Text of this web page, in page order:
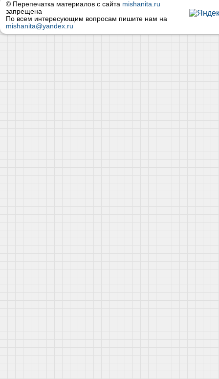
© Перепечатка материалов с сайта mishanita.ru
запрещена
По всем интересующим вопросам пишите нам на
mishanita@yandex.ru